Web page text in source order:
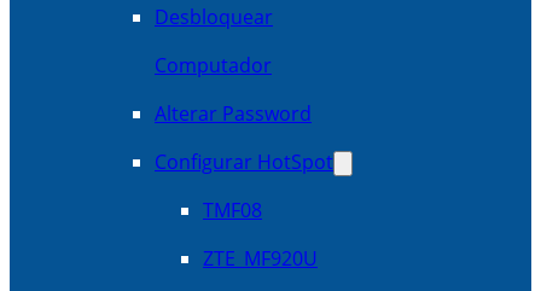
Desbloquear
Computador
Alterar Password
Configurar HotSpot
TMF08
ZTE_MF920U